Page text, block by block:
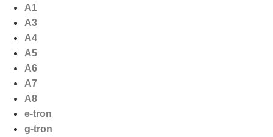
naar
inhoud
A1
A3
A4
A5
A6
A7
A8
e-tron
g-tron